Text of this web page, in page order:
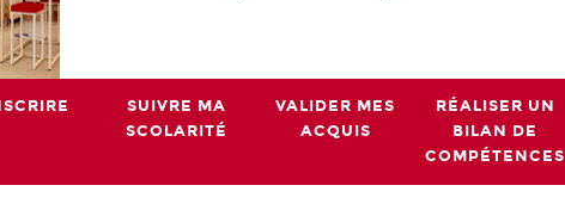
SUIVRE MA
SCOLARITÉ
VALIDER MES
ACQUIS
RÉALISER UN
BILAN DE
COMPÉTENCES